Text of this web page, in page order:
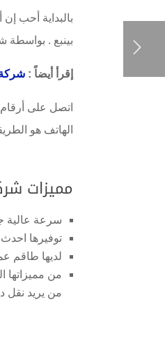
بالبداية أحب
بينبع .
إقرأ أيضاً :
اتصل على
الهاتف هو
مميزات
سرعة عالية
توفيرها
لديها طاقم
من مميزاتها
من يريد